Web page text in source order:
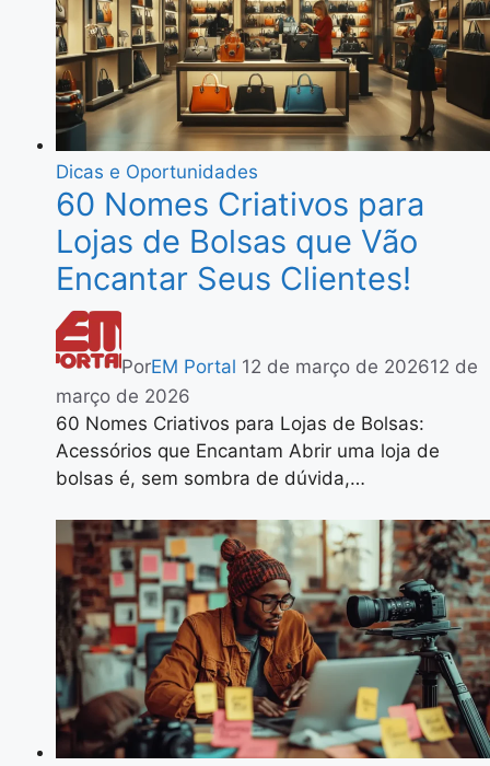
Dicas e Oportunidades
60 Nomes Criativos para
Lojas de Bolsas que Vão
Encantar Seus Clientes!
PorEM Portal 12 de março de 202612 de
março de 2026
60 Nomes Criativos para Lojas de Bolsas:
Acessórios que Encantam Abrir uma loja de
bolsas é, sem sombra de dúvida,…